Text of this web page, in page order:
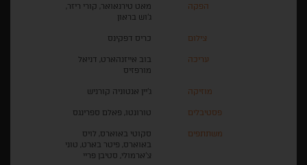
הפקה
מאט טירנאואר, קורי ריזר,
ג'וש בראון
צילום כריס דפקינס
עריכה
בוב אייזנהארט, דניאל
מורפזיס
מוזיקה ג'יין אנטוניה קורניש
פסטיבלים טורונטו, פאלם ספרינגס
משתתפים
סקוטי באוארס, לויס
באוארס, פיטר בארט, טוני
צ'ארמולי, סטיבן פריי